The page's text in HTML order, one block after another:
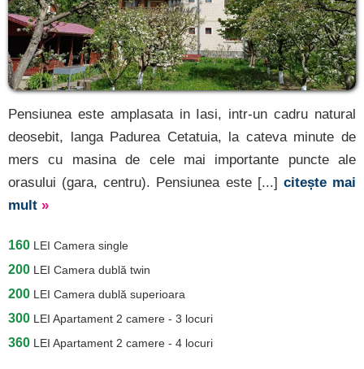
Pensiunea este amplasata in Iasi, intr-un cadru natural
deosebit, langa Padurea Cetatuia, la cateva minute de
mers cu masina de cele mai importante puncte ale
orasului (gara, centru). Pensiunea este [...] citește mai
mult »
160 LEI Camera single
200 LEI Camera dublă twin
200 LEI Camera dublă superioara
300 LEI Apartament 2 camere - 3 locuri
360 LEI Apartament 2 camere - 4 locuri
cazare
despre C A R T A ®
termeni și condiții
contact
login